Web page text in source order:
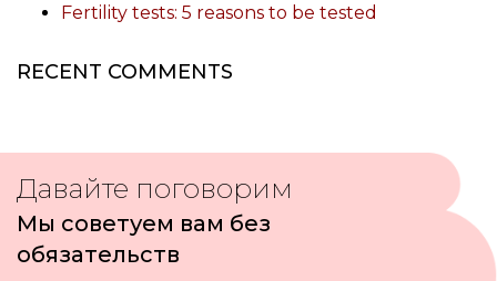
Fertility tests: 5 reasons to be tested
RECENT COMMENTS
Давайте поговорим
Мы советуем вам без
обязательств